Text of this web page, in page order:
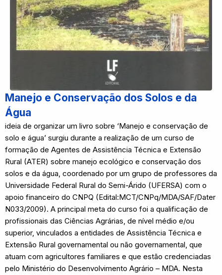
Manejo e Conservação dos Solos e da
Água
ideia de organizar um livro sobre ‘Manejo e conservação de
solo e água’ surgiu durante a realização de um curso de
formação de Agentes de Assistência Técnica e Extensão
Rural (ATER) sobre manejo ecológico e conservação dos
solos e da água, coordenado por um grupo de professores da
Universidade Federal Rural do Semi-Árido (UFERSA) com o
apoio financeiro do CNPQ (Edital:MCT/CNPq/MDA/SAF/Dater
N033/2009). A principal meta do curso foi a qualificação de
profissionais das Ciências Agrárias, de nível médio e/ou
superior, vinculados a entidades de Assistência Técnica e
Extensão Rural governamental ou não governamental, que
atuam com agricultores familiares e que estão credenciadas
pelo Ministério do Desenvolvimento Agrário – MDA. Nesta